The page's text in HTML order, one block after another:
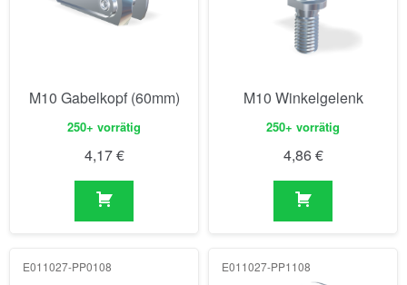
M10 Gabelkopf (60mm)
250+ vorrätig
4,17€
M10 Winkelgelenk
250+ vorrätig
4,86€
E011027-PP0108 E011027-PP1108